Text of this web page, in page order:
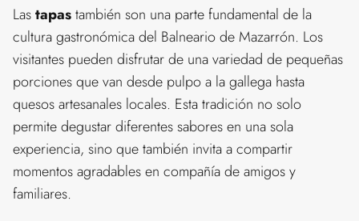
Lastapastambién son una parte fundamental de la
cultura gastronómica del Balneario de Mazarrón. Los
visitantes pueden disfrutar de una variedad de pequeñas
porciones que van desde pulpo a la gallega hasta
quesos artesanales locales. Esta tradición no solo
permite degustar diferentes sabores en una sola
experiencia, sino que también invita a compartir
momentos agradables en compañía de amigos y
familiares.